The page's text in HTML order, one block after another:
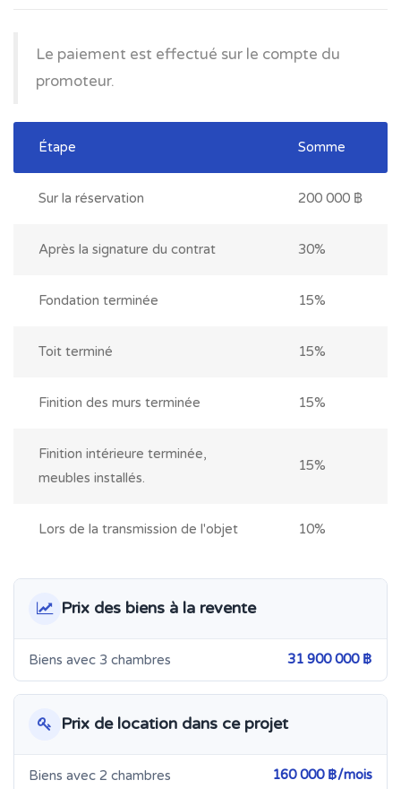
Le paiement est effectué sur le compte du
promoteur.
Étape Somme
Sur la réservation 200 000 ฿
Après la signature du contrat 30%
Fondation terminée 15%
Toit terminé 15%
Finition des murs terminée 15%
Finition intérieure terminée,
meubles installés.
15%
Lors de la transmission de l'objet 10%
Prix des biens à la revente
Biens avec 3 chambres 31 900 000 ฿
Prix de location dans ce projet
Biens avec 2 chambres 160 000 ฿/mois